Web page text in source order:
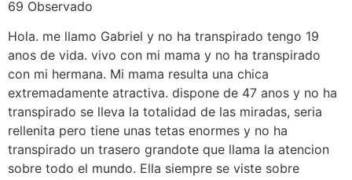
69 Observado
Hola. me llamo Gabriel y no ha transpirado tengo 19
anos de vida. vivo con mi mama y no ha transpirado
con mi hermana. Mi mama resulta una chica
extremadamente atractiva. dispone de 47 anos y no ha
transpirado se lleva la totalidad de las miradas, seri­a
rellenita pero tiene unas tetas enormes y no ha
transpirado un trasero grandote que llama la atencion
sobre todo el mundo. Ella siempre se viste sobre